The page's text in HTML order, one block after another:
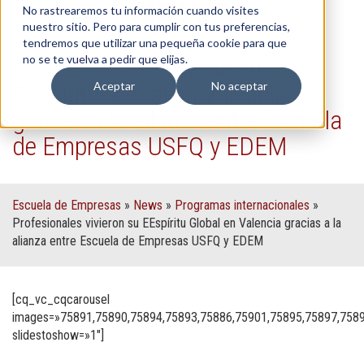
No rastrearemos tu información cuando visites
nuestro sitio. Pero para cumplir con tus preferencias,
tendremos que utilizar una pequeña cookie para que
no se te vuelva a pedir que elijas.
Aceptar
No aceptar
Profesionales vivieron su
EEspíritu Global en Valencia
gracias a la alianza entre Escuela
de Empresas USFQ y EDEM
Escuela de Empresas » News » Programas internacionales »
Profesionales vivieron su EEspíritu Global en Valencia gracias a la
alianza entre Escuela de Empresas USFQ y EDEM
[cq_vc_cqcarousel
slidestoshow=»1″]